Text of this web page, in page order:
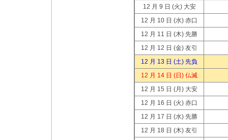
12 月 9 日 (火) 大安
12 月 10 日 (水) 赤口
12 月 11 日 (木) 先勝
12 月 12 日 (金) 友引
12 月 13 日 (土) 先負
12 月 14 日 (日) 仏滅
12 月 15 日 (月) 大安
12 月 16 日 (火) 赤口
12 月 17 日 (水) 先勝
12 月 18 日 (木) 友引